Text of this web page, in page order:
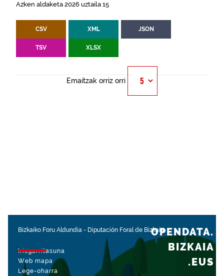
Azken aldaketa 2026 uztaila 15
CSV XML JSON
TSV XLSX
Emaitzak orriz orri
Bizkaiko Foru Aldundia - Diputación Foral de Bizkaia
Irisgarritasuna
Web mapa
Lege-oharra
OPENDATA.
BIZKAIA
.EUS